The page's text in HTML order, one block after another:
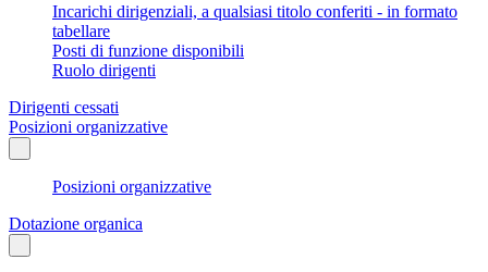
Incarichi dirigenziali, a qualsiasi titolo conferiti - in formato
tabellare
Posti di funzione disponibili
Ruolo dirigenti
Dirigenti cessati
Posizioni organizzative
Posizioni organizzative
Dotazione organica